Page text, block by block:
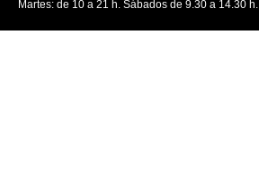
Martes: de 10 a 21 h. Sábados de 9.30 a 14.30 h.